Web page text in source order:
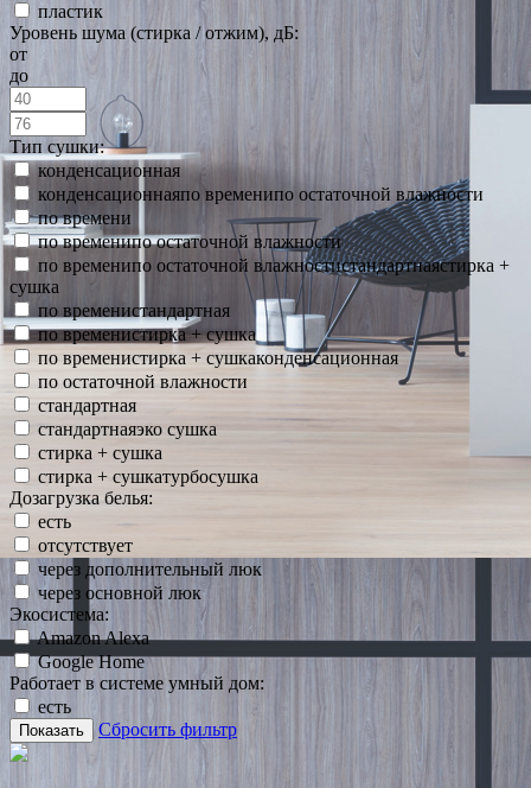
пластик
Уровень шума (стирка / отжим), дБ:
от
до
Тип сушки:
конденсационная
конденсационнаяпо временипо остаточной влажности
по времени
по временипо остаточной влажности
по временипо остаточной влажностистандартнаястирка +
сушка
по временистандартная
по временистирка + сушка
по временистирка + сушкаконденсационная
по остаточной влажности
стандартная
стандартнаяэко сушка
стирка + сушка
стирка + сушкатурбосушка
Дозагрузка белья:
есть
отсутствует
через дополнительный люк
через основной люк
Экосистема:
Amazon Alexa
Google Home
Работает в системе умный дом:
есть
Показать Сбросить фильтр